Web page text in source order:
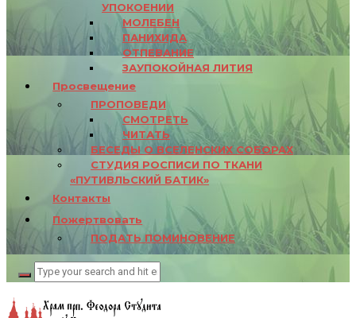
УПОКОЕНИИ
МОЛЕБЕН
ПАНИХИДА
ОТПЕВАНИЕ
ЗАУПОКОЙНАЯ ЛИТИЯ
Просвещение
ПРОПОВЕДИ
СМОТРЕТЬ
ЧИТАТЬ
БЕСЕДЫ О ВСЕЛЕНСКИХ СОБОРАХ
СТУДИЯ РОСПИСИ ПО ТКАНИ
«ПУТИВЛЬСКИЙ БАТИК»
Контакты
Пожертвовать
ПОДАТЬ ПОМИНОВЕНИЕ